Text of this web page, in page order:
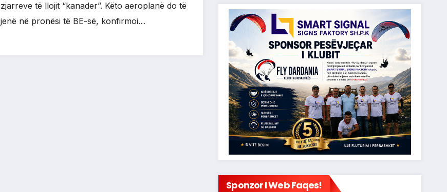
zjarreve të llojit “kanader”. Këto aeroplanë do të
jenë në pronësi të BE-së, konfirmoi…
Sponzor I Web Faqes!